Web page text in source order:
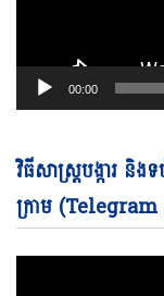
00:00
វិធីសាស្ត្របង្ការ និង
ក្រាម